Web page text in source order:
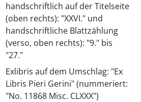
handschriftlich auf der Titelseite
(oben rechts): "XXVI." und
handschriftliche Blattzählung
(verso, oben rechts): "9." bis
"27."
Exlibris auf dem Umschlag: "Ex
Libris Pieri Gerini" (nummeriert:
"No. 11868 Misc. CLXXX")